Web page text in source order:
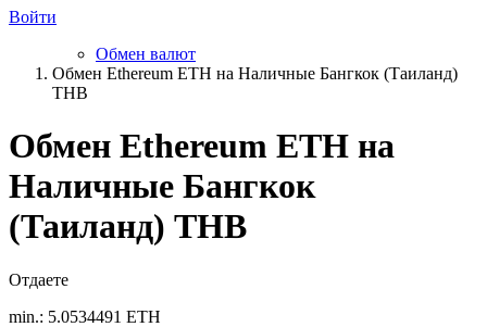
Войти
Обмен валют
Обмен Ethereum ETH на Наличные Бангкок (Таиланд)
THB
Обмен Ethereum ETH на
Наличные Бангкок
(Таиланд) THB
Отдаете
min.: 5.0534491 ETH